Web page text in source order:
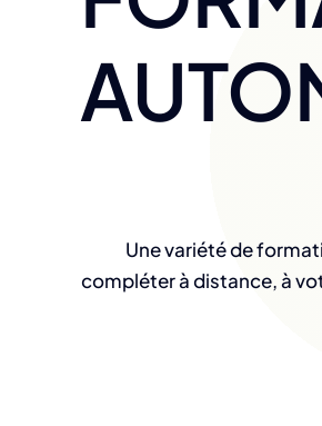
Une variété de
compléter à distance, à